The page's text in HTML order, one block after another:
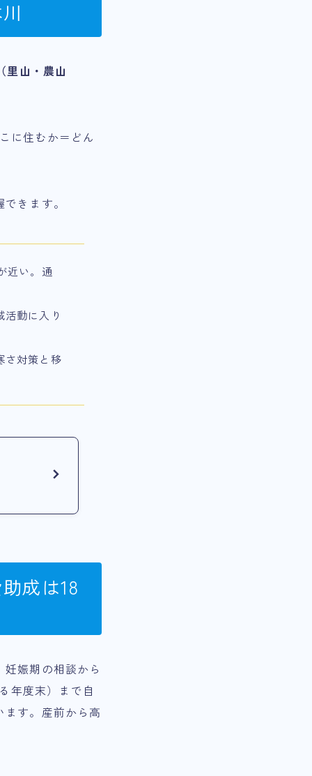
里山・農山
に住むか＝どん
きます。
近い。通
動に入り
さ対策と移
成は18
娠期の相談から
年度末）まで自
す。産前から高